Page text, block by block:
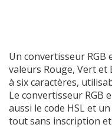
Un convertisseur RGB
valeurs Rouge, Vert et
à six caractères,
Le convertisseur RGB
aussi le code HSL et
tout sans inscription